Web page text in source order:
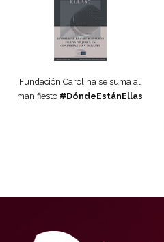
Fundación Carolina se suma al
manifiesto #DóndeEstánEllas